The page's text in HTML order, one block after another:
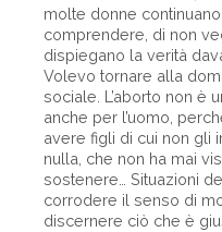
molte donne
comprendere, di non
dispiegano la verità
Volevo tornare alla
sociale. L’aborto non è
anche per l’uomo,
avere figli di cui non gli
nulla, che non ha mai
sostenere… Situazioni
corrodere il senso di
discernere ciò che è